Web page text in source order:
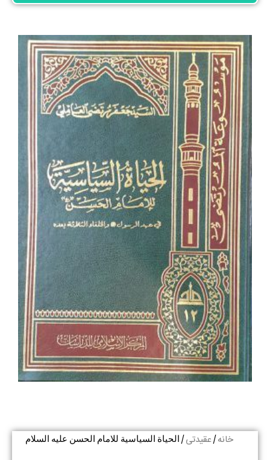
خانه/ عقیدتی/ الحیاة السیاسیة للامام الحسن علیه السلام